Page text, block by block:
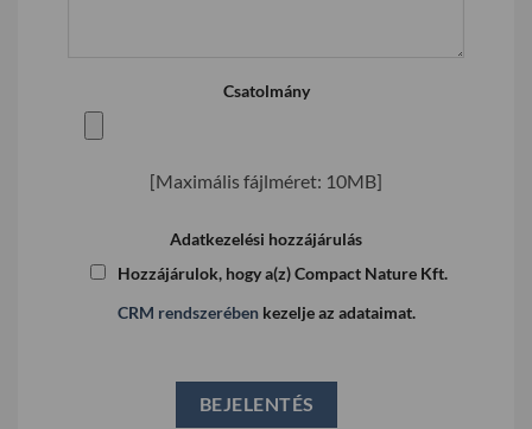
Csatolmány
[Maximális fájlméret: 10MB]
Adatkezelési hozzájárulás
Hozzájárulok, hogy a(z) Compact Nature Kft.
CRM rendszerében kezelje az adataimat.